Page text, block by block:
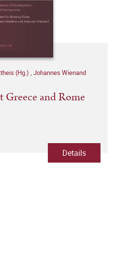
(Hg.) , Johannes Wienand
and Rome
Details